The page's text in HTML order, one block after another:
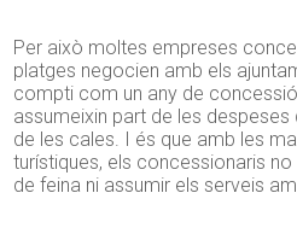
Per això moltes empreses
platges negocien amb els
compti com un any de
assumeixin part de les
de les cales. I és que amb les
turístiques, els concessionaris
de feina ni assumir els serveis